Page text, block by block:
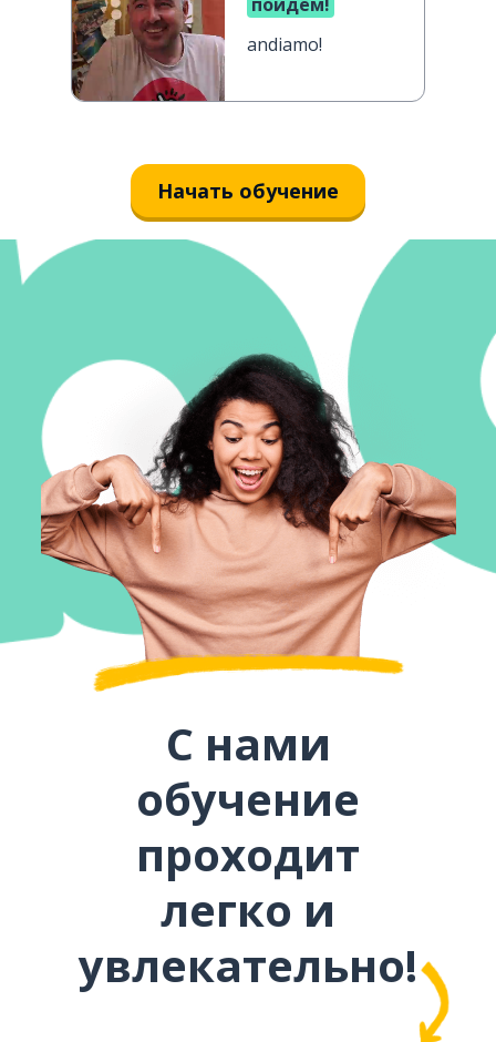
andiamo!
Начать обучение
С нами
обучение
проходит
легко и
увлекательно!